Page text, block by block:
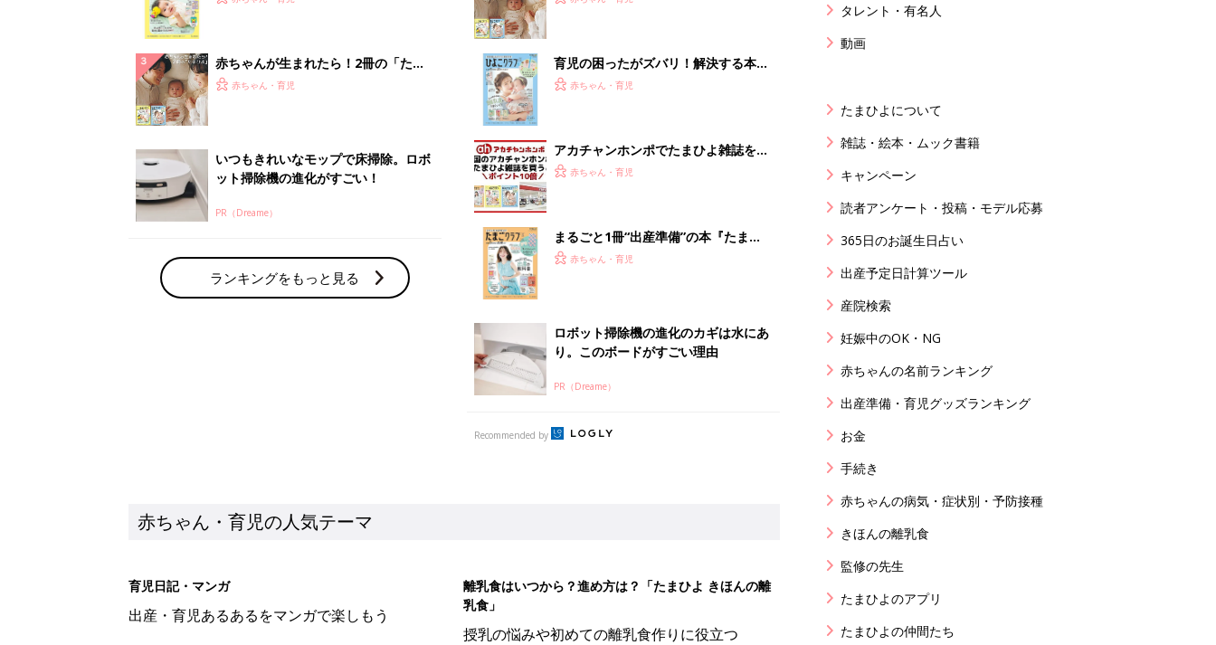
赤ちゃんが生まれたら！2冊の「たま
ひよ」
赤ちゃん・育児
いつもきれいなモップで床掃除。ロボ
ット掃除機の進化がすごい！
PR（Dreame）
ランキングをもっと見る
育児の困ったがズバリ！解決する本
『ひよこクラブ 夏号』 4カ月～2才
赤ちゃん・育児
アカチャンホンポでたまひよ雑誌を買
うとポイント10倍【期間限定】
赤ちゃん・育児
まるごと1冊“出産準備”の本『たまご
クラブ 夏号』〈スペシャル大特集〉
赤ちゃん・育児
ロボット掃除機の進化のカギは水にあ
り。このボードがすごい理由
PR（Dreame）
Recommended by
赤ちゃん・育児の人気テーマ
育児日記・マンガ
出産・育児あるあるをマンガで楽しもう
離乳食はいつから？進め方は？「たまひよ きほんの離
乳食」
授乳の悩みや初めての離乳食作りに役立つ
タレント・有名人
動画
たまひよについて
雑誌・絵本・ムック書籍
キャンペーン
読者アンケート・投稿・モデル応募
365日のお誕生日占い
出産予定日計算ツール
産院検索
妊娠中のOK・NG
赤ちゃんの名前ランキング
出産準備・育児グッズランキング
お金
手続き
赤ちゃんの病気・症状別・予防接種
きほんの離乳食
監修の先生
たまひよのアプリ
たまひよの仲間たち